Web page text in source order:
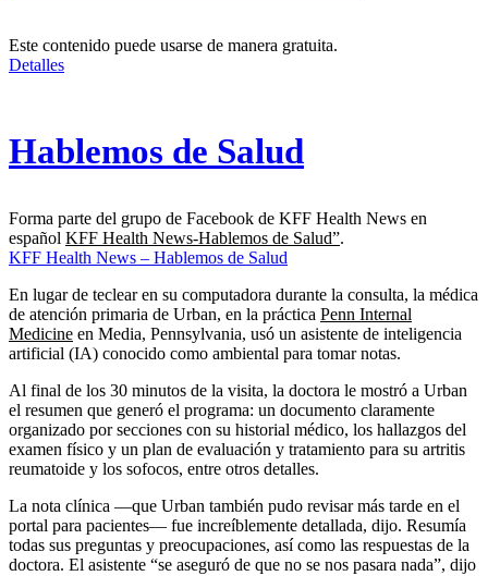
Este contenido puede usarse de manera gratuita.
Detalles
Hablemos de Salud
Forma parte del grupo de Facebook de KFF Health News en
español KFF Health News-Hablemos de Salud”.
KFF Health News – Hablemos de Salud
En lugar de teclear en su computadora durante la consulta, la médica
de atención primaria de Urban, en la práctica Penn Internal
Medicine en Media, Pennsylvania, usó un asistente de inteligencia
artificial (IA) conocido como ambiental para tomar notas.
Al final de los 30 minutos de la visita, la doctora le mostró a Urban
el resumen que generó el programa: un documento claramente
organizado por secciones con su historial médico, los hallazgos del
examen físico y un plan de evaluación y tratamiento para su artritis
reumatoide y los sofocos, entre otros detalles.
La nota clínica —que Urban también pudo revisar más tarde en el
portal para pacientes— fue increíblemente detallada, dijo. Resumía
todas sus preguntas y preocupaciones, así como las respuestas de la
doctora. El asistente “se aseguró de que no se nos pasara nada”, dijo